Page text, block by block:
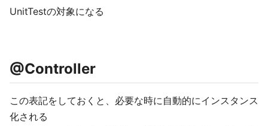
UnitTestの対象になる
@Controller
この表記をしておくと、必要な時に自動的にインスタンス
化される